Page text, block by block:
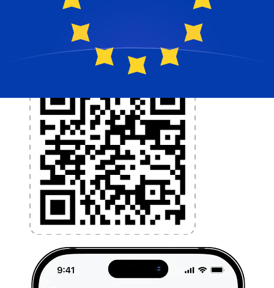
l'argent à l'étranger sans frais cachés. Téléchargez
l'application dès aujourd'hui !